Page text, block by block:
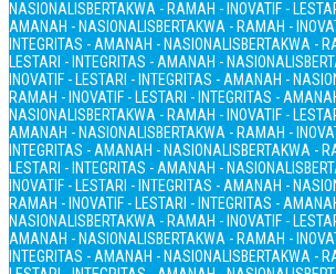
NASIONALISBERTAKWA - RAMAH - INOVATIF -
AMANAH - NASIONALISBERTAKWA - RAMAH -
INTEGRITAS - AMANAH - NASIONALISBERTAKWA -
LESTARI - INTEGRITAS - AMANAH - NASIONALIS
INOVATIF - LESTARI - INTEGRITAS - AMANAH -
RAMAH - INOVATIF - LESTARI - INTEGRITAS -
NASIONALISBERTAKWA - RAMAH - INOVATIF -
AMANAH - NASIONALISBERTAKWA - RAMAH -
INTEGRITAS - AMANAH - NASIONALISBERTAKWA -
LESTARI - INTEGRITAS - AMANAH - NASIONALIS
INOVATIF - LESTARI - INTEGRITAS - AMANAH -
RAMAH - INOVATIF - LESTARI - INTEGRITAS -
NASIONALISBERTAKWA - RAMAH - INOVATIF -
AMANAH - NASIONALISBERTAKWA - RAMAH -
INTEGRITAS - AMANAH - NASIONALISBERTAKWA -